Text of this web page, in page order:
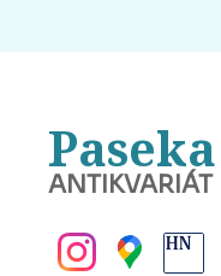
Paseka
ANTIKVARIÁT